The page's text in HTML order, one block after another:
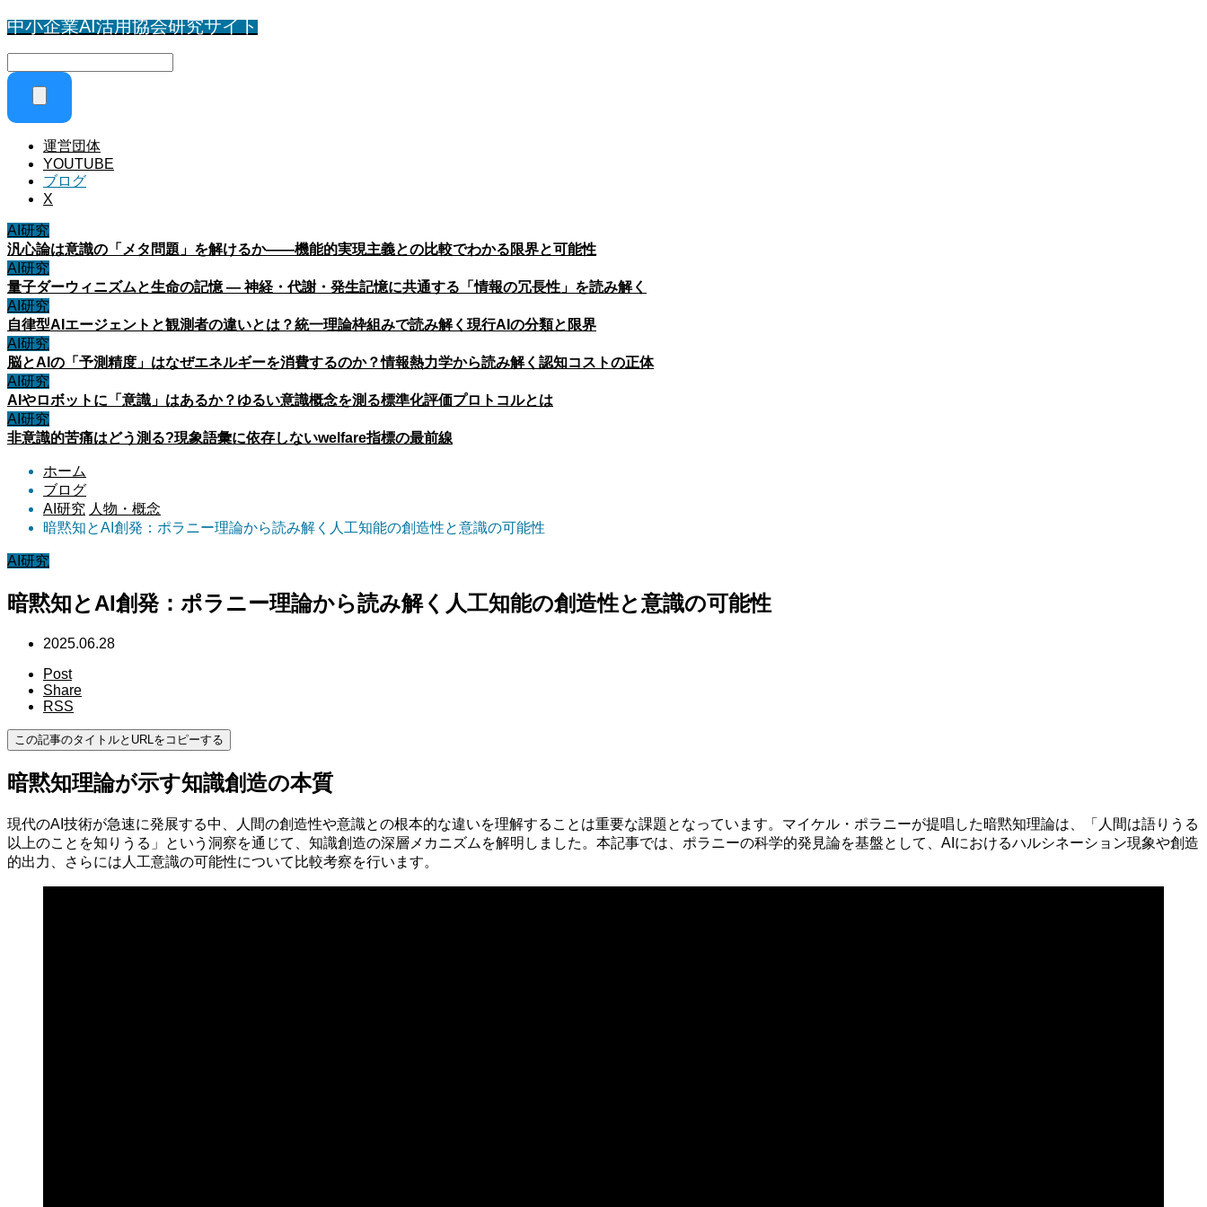
中小企業AI活用協会研究サイト
運営団体
YOUTUBE
ブログ
X
AI研究
汎心論は意識の「メタ問題」を解けるか——機能的実現主義との比較でわかる限界と可能性
AI研究
量子ダーウィニズムと生命の記憶 ― 神経・代謝・発生記憶に共通する「情報の冗長性」を読み解く
AI研究
自律型AIエージェントと観測者の違いとは？統一理論枠組みで読み解く現行AIの分類と限界
AI研究
脳とAIの「予測精度」はなぜエネルギーを消費するのか？情報熱力学から読み解く認知コストの正体
AI研究
AIやロボットに「意識」はあるか？ゆるい意識概念を測る標準化評価プロトコルとは
AI研究
非意識的苦痛はどう測る?現象語彙に依存しないwelfare指標の最前線
ホーム
ブログ
AI研究 人物・概念
暗黙知とAI創発：ポラニー理論から読み解く人工知能の創造性と意識の可能性
AI研究
暗黙知とAI創発：ポラニー理論から読み解く人工知能の創造性と意識の可能性
2025.06.28
Post
Share
RSS
この記事のタイトルとURLをコピーする
暗黙知理論が示す知識創造の本質
現代のAI技術が急速に発展する中、人間の創造性や意識との根本的な違いを理解することは重要な課題となっています。マイケル・ポラニーが提唱した暗黙知理論は、「人間は語りうる
以上のことを知りうる」という洞察を通じて、知識創造の深層メカニズムを解明しました。本記事では、ポラニーの科学的発見論を基盤として、AIにおけるハルシネーション現象や創造
的出力、さらには人工意識の可能性について比較考察を行います。